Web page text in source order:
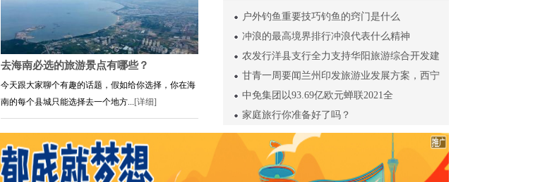
去海南必选的旅游景点有哪些？
今天跟大家聊个有趣的话题，假如给你选择，你在海
南的每个县城只能选择去一个地方... [详细]
户外钓鱼重要技巧钓鱼的窍门是什么
冲浪的最高境界排行冲浪代表什么精神
农发行洋县支行全力支持华阳旅游综合开发建
甘青一周要闻兰州印发旅游业发展方案，西宁
中免集团以93.69亿欧元蝉联2021全
家庭旅行你准备好了吗？